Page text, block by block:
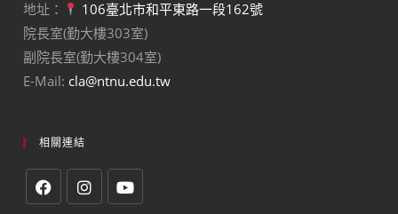
地址：
106臺北市和平東路一段162號
院長室(勤大樓303室)
副院長室(勤大樓304室)
E-Mail: cla@ntnu.edu.tw
相關連結